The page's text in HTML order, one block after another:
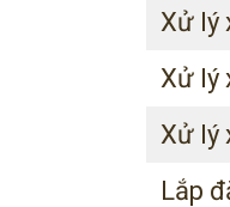
Xử lý
Xử lý
Xử lý
Lắp